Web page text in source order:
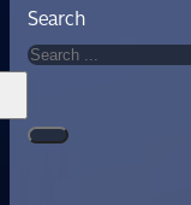
Search